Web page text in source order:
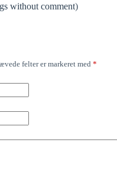
without comment)
felter er markeret med *